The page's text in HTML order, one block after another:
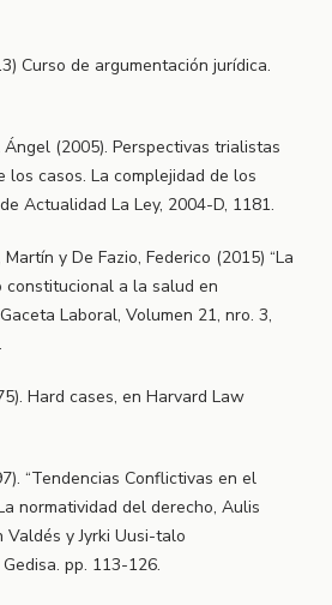
Curso de argumentación jurídica.
Ángel (2005). Perspectivas trialistas
los casos. La complejidad de los
Actualidad La Ley, 2004-D, 1181.
y De Fazio, Federico (2015) “La
a la salud en
Laboral, Volumen 21, nro. 3,
Hard cases, en Harvard Law
“Tendencias Conflictivas en el
normatividad del derecho, Aulis
Valdés y Jyrki Uusi-talo
pp. 113-126.